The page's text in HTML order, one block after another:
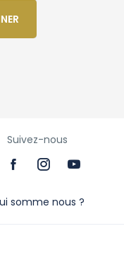
Suivez-nous
somme nous ?